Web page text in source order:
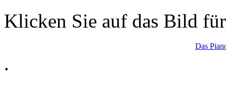
Klicken Sie auf das Bild
Das
.